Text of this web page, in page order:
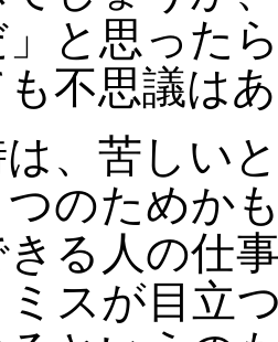
と思った
不思議は
、苦しい
のためか
る人の仕
ミスが目立